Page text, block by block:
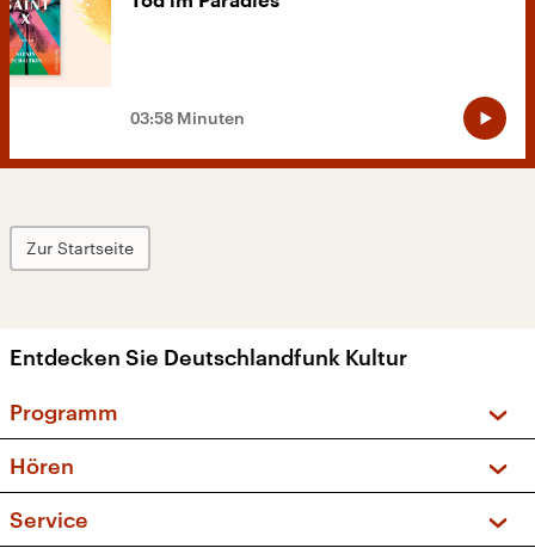
03:58 Minuten
Zur Startseite
Entdecken Sie Deutschlandfunk Kultur
Programm
Sendungen und Podcasts
Musikliste
Hören
Frequenzen (UKW + DAB+)
Service